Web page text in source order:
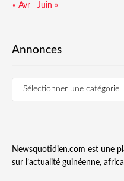
« Avr Juin »
Annonces
Newsquotidien.com est une
sur l’actualité guinéenne,